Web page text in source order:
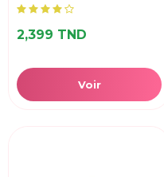
2,399 TND
Voir